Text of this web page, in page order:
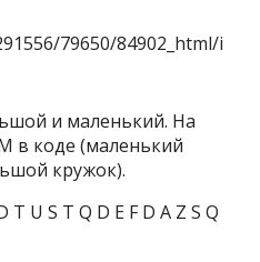
и маленький. На
в коде (маленький
кружок).
U S T Q D E F D A Z S Q